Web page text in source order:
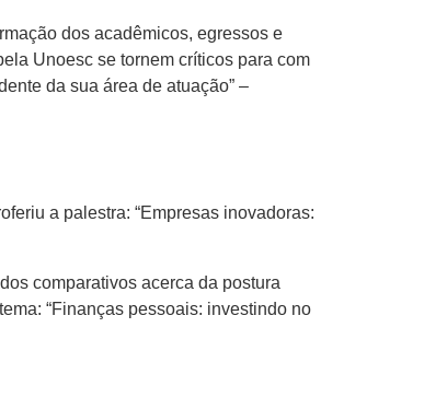
dos acadêmicos, egressos e
Unoesc se tornem críticos para com
da sua área de atuação” –
a palestra: “Empresas inovadoras:
comparativos acerca da postura
“Finanças pessoais: investindo no